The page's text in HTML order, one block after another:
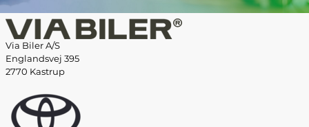
Via Biler A/S
Englandsvej 395
2770 Kastrup